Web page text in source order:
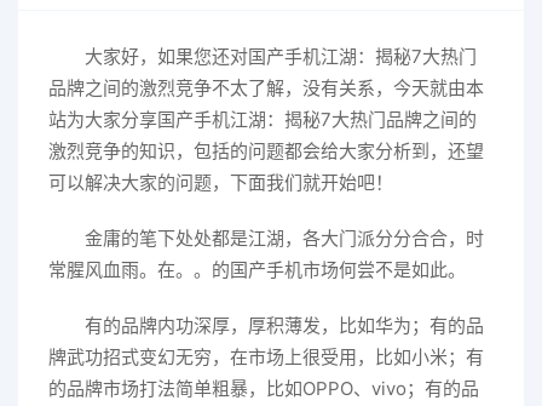
大家好，如果您还对国产手机江湖：揭秘7大热门
品牌之间的激烈竞争不太了解，没有关系，今天就由本
站为大家分享国产手机江湖：揭秘7大热门品牌之间的
激烈竞争的知识，包括的问题都会给大家分析到，还望
可以解决大家的问题，下面我们就开始吧！
金庸的笔下处处都是江湖，各大门派分分合合，时
常腥风血雨。在。。的国产手机市场何尝不是如此。
有的品牌内功深厚，厚积薄发，比如华为；有的品
牌武功招式变幻无穷，在市场上很受用，比如小米；有
的品牌市场打法简单粗暴，比如OPPO、vivo；有的品